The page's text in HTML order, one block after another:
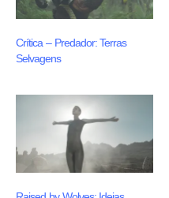
Crítica – Predador: Terras
Selvagens